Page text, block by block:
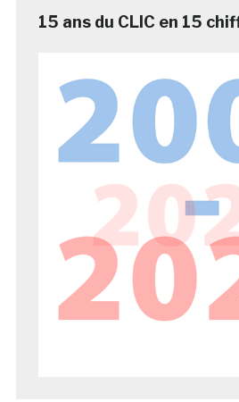
15 ans du CLIC en 15